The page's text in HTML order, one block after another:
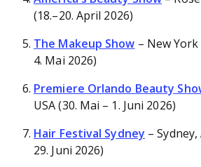
(18.–20. April 2026)
The Makeup Show – New York
4. Mai 2026)
Premiere Orlando Beauty
USA (30. Mai – 1. Juni 2026)
Hair Festival Sydney –
29. Juni 2026)